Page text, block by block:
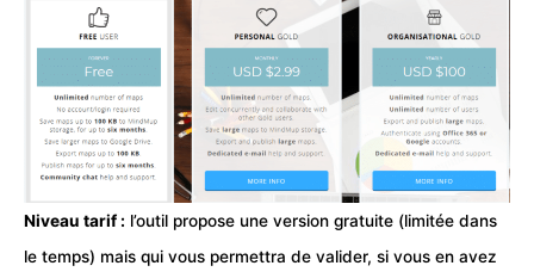
Niveau tarif : l’outil propose une version gratuite (limitée dans
le temps) mais qui vous permettra de valider, si vous en avez